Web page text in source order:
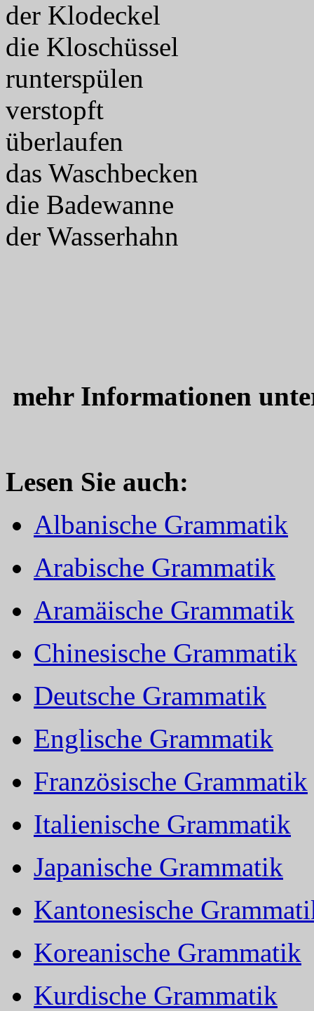
der Klodeckel
die Kloschüssel
runterspülen
verstopft
überlaufen
das Waschbecken
die Badewanne
der Wasserhahn
mehr Informationen
Lesen Sie auch:
Albanische Grammatik
Arabische Grammatik
Aramäische Grammatik
Chinesische Grammatik
Deutsche Grammatik
Englische Grammatik
Französische Grammatik
Italienische Grammatik
Japanische Grammatik
Kantonesische
Koreanische Grammatik
Kurdische Grammatik